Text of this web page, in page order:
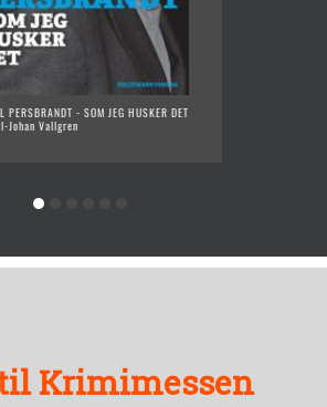
PERSBRANDT - SOM JEG HUSKER DET
Johan Vallgren
Krimimessen